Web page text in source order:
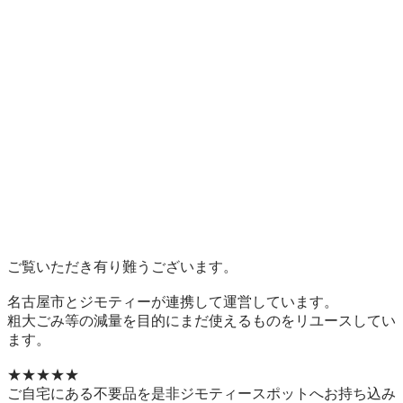
ご覧いただき有り難うございます。
名古屋市とジモティーが連携して運営しています。
粗⼤ごみ等の減量を⽬的にまだ使えるものをリユースしてい
ます。
★★★★★
ご自宅にある不要品を是非ジモティースポットへお持ち込み